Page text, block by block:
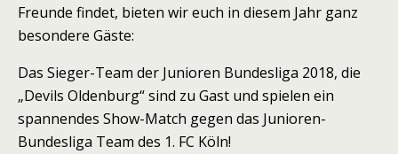
Freunde findet, bieten wir euch in diesem Jahr ganz
besondere Gäste:
Das Sieger-Team der Junioren Bundesliga 2018, die
„Devils Oldenburg“ sind zu Gast und spielen ein
spannendes Show-Match gegen das Junioren-
Bundesliga Team des 1. FC Köln!